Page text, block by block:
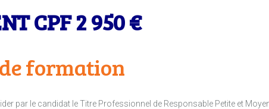
CPF 2 950 €
formation
par le candidat le Titre Professionnel de Responsable Petite et